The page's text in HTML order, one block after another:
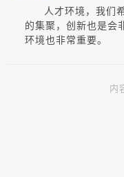
人才环境，我们
的集聚，创新也是会
环境也非常重要。
内